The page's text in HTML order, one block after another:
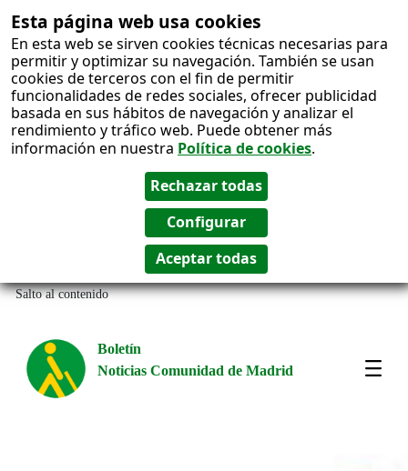
Esta página web usa cookies
En esta web se sirven cookies técnicas necesarias para
permitir y optimizar su navegación. También se usan
cookies de terceros con el fin de permitir
funcionalidades de redes sociales, ofrecer publicidad
basada en sus hábitos de navegación y analizar el
rendimiento y tráfico web. Puede obtener más
información en nuestra Política de cookies.
Salto al contenido
Boletín
Noticias Comunidad de Madrid